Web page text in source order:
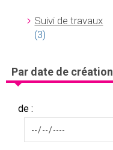
Suivi de travaux
(3)
Par date de création
de :